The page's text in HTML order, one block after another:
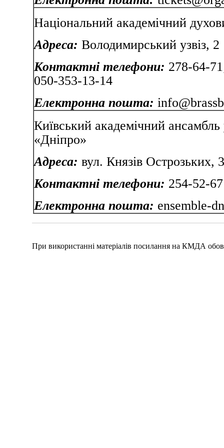
Національний академічний
Адреса: Володимирський узвіз, 2
Контактні телефони: 278-64-
050-353-13-14
Електронна пошта:
Київський академічний ансамбль
«Дніпро»
Адреса: вул. Князів
Контактні телефони: 254-52-67
Електронна пошта: ensemble-
При використанні матеріалів посилання на КМДА